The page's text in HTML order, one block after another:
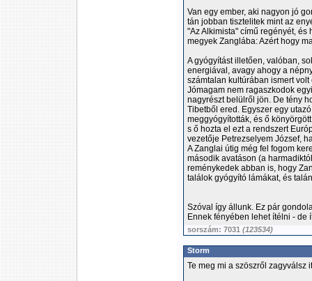
Van egy ember, aki nagyon jó
tán jobban tisztelitek mint az
"Az Alkimista" című regényét, és
megyek Zanglába: Azért hogy
A gyógyítást illetően, valóban,
energiával, avagy ahogy a
számtalan kultúrában ismert
Jómagam nem ragaszkodok
nagyrészt belülről jön. De tény
Tibetből ered. Egyszer egy
meggyógyították, és ő
s ő hozta el ezt a rendszert
vezetője Petrezselyem József,
A Zanglai útig még fel fogom
második avatáson (a
reménykedek abban is, hogy
találok gyógyító lámákat, és
Szóval így állunk. Ez pár
Ennek fényében lehet ítélni - de
sorszám: 7031 (123534)
Storm
Te meg mi a szöszről zagyválsz